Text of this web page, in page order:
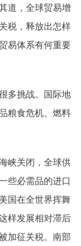
道，全球贸易增
税，释放出怎样
易体系有何重要
多挑战。国际地
粮食危机、燃料
峡关闭，全球供
些必需品的进口
国在全世界挥舞
样发展相对滞后
加征关税。南部